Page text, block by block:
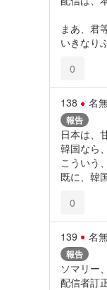
まあ、君
いきなり
0
138 名
報告
日本は、
韓国なら
こういう
既に、韓
0
139 名
報告
ソマリー
配信者訂